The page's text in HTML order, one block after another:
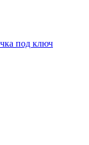
под ключ